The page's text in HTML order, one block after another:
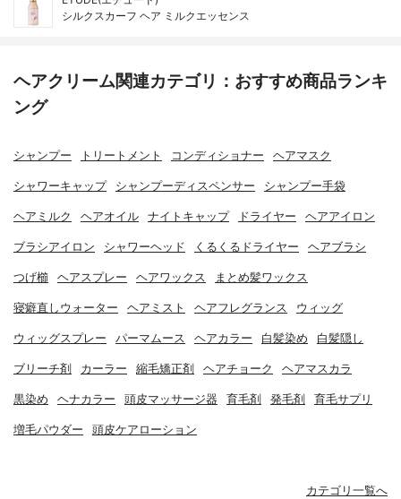
シルクスカーフ ヘア ミルクエッセンス
ヘアクリーム関連カテゴリ：おすすめ商品ランキ
ング
シャンプー トリートメント コンディショナー ヘアマスク
シャワーキャップ シャンプーディスペンサー シャンプー手袋
ヘアミルク ヘアオイル ナイトキャップ ドライヤー ヘアアイロン
ブラシアイロン シャワーヘッド くるくるドライヤー ヘアブラシ
つげ櫛 ヘアスプレー ヘアワックス まとめ髪ワックス
寝癖直しウォーター ヘアミスト ヘアフレグランス ウィッグ
ウィッグスプレー パーマムース ヘアカラー 白髪染め 白髪隠し
ブリーチ剤 カーラー 縮毛矯正剤 ヘアチョーク ヘアマスカラ
黒染め ヘナカラー 頭皮マッサージ器 育毛剤 発毛剤 育毛サプリ
増毛パウダー 頭皮ケアローション
カテゴリ一覧へ